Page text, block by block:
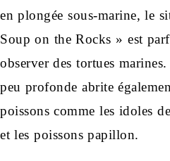
en plongée sous-marine, le
Soup on the Rocks » est
observer des tortues
peu profonde abrite
poissons comme les idoles
et les poissons papillon.